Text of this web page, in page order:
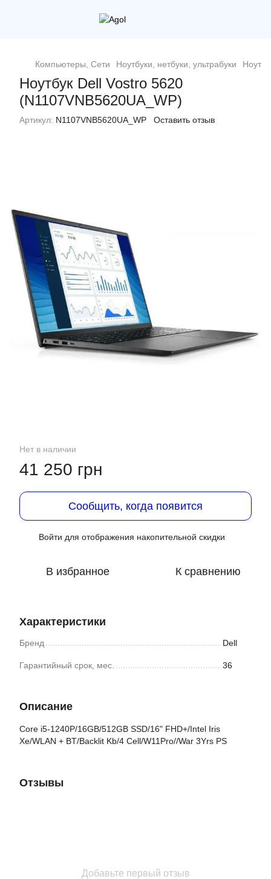
Компьютеры, Сети Ноутбуки, нетбуки, ультрабуки
Ноутбук Dell Vostro 5620
(N1107VNB5620UA_WP)
Артикул: N1107VNB5620UA_WP Оставить отзыв
Нет в наличии
41 250 грн
Сообщить, когда появится
Войти для отображения накопительной скидки
В избранное К сравнению
Характеристики
Бренд Dell
Гарантийный срок, мес. 36
Описание
Core i5-1240P/16GB/512GB SSD/16" FHD+/Intel Iris
Xe/WLAN + BT/Backlit Kb/4 Cell/W11Pro//War 3Yrs PS
Отзывы
Добавьте первый отзыв